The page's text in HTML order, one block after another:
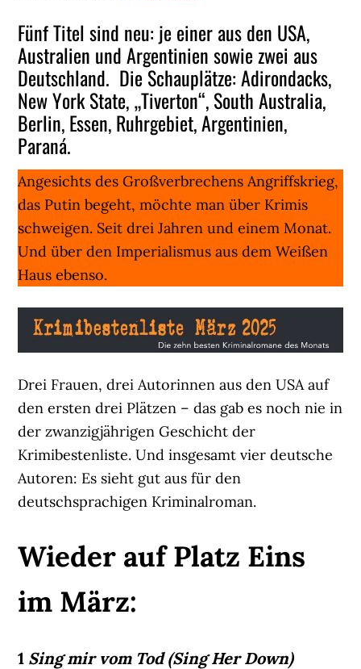
Fünf Titel sind neu: je einer aus den USA,
Australien und Argentinien sowie zwei aus
Deutschland. Die Schauplätze: Adirondacks,
New York State, „Tiverton“, South Australia,
Berlin, Essen, Ruhrgebiet, Argentinien,
Paraná.
Angesichts des Großverbrechens Angriffskrieg,
das Putin begeht, möchte man über Krimis
schweigen. Seit drei Jahren und einem Monat.
Und über den Imperialismus aus dem Weißen
Haus ebenso.
Drei Frauen, drei Autorinnen aus den USA auf
den ersten drei Plätzen – das gab es noch nie in
der zwanzigjährigen Geschicht der
Krimibestenliste. Und insgesamt vier deutsche
Autoren: Es sieht gut aus für den
deutschsprachigen Kriminalroman.
Wieder auf Platz Eins
im März:
1 Sing mir vom Tod (Sing Her Down)